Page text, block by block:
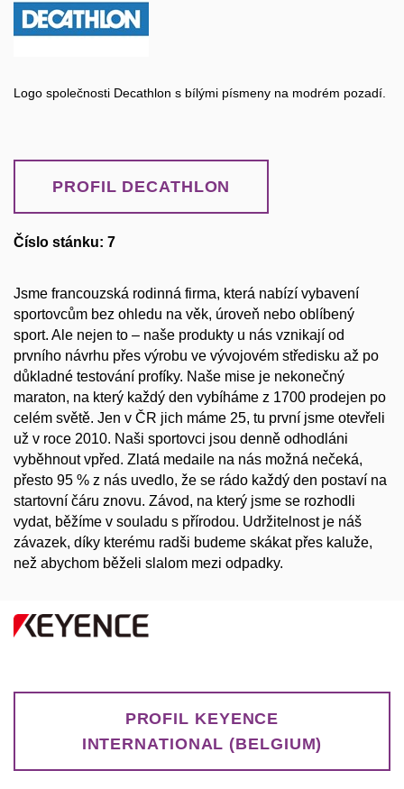
Logo společnosti Decathlon s bílými písmeny na modrém pozadí.
PROFIL DECATHLON
Číslo stánku: 7
Jsme francouzská rodinná firma, která nabízí vybavení
sportovcům bez ohledu na věk, úroveň nebo oblíbený
sport. Ale nejen to – naše produkty u nás vznikají od
prvního návrhu přes výrobu ve vývojovém středisku až po
důkladné testování profíky. Naše mise je nekonečný
maraton, na který každý den vybíháme z 1700 prodejen po
celém světě. Jen v ČR jich máme 25, tu první jsme otevřeli
už v roce 2010. Naši sportovci jsou denně odhodláni
vyběhnout vpřed. Zlatá medaile na nás možná nečeká,
přesto 95 % z nás uvedlo, že se rádo každý den postaví na
startovní čáru znovu. Závod, na který jsme se rozhodli
vydat, běžíme v souladu s přírodou. Udržitelnost je náš
závazek, díky kterému radši budeme skákat přes kaluže,
než abychom běželi slalom mezi odpadky.
PROFIL KEYENCE
INTERNATIONAL (BELGIUM)